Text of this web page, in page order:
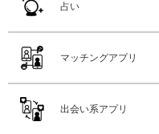
占い
マッチングアプリ
出会い系アプリ